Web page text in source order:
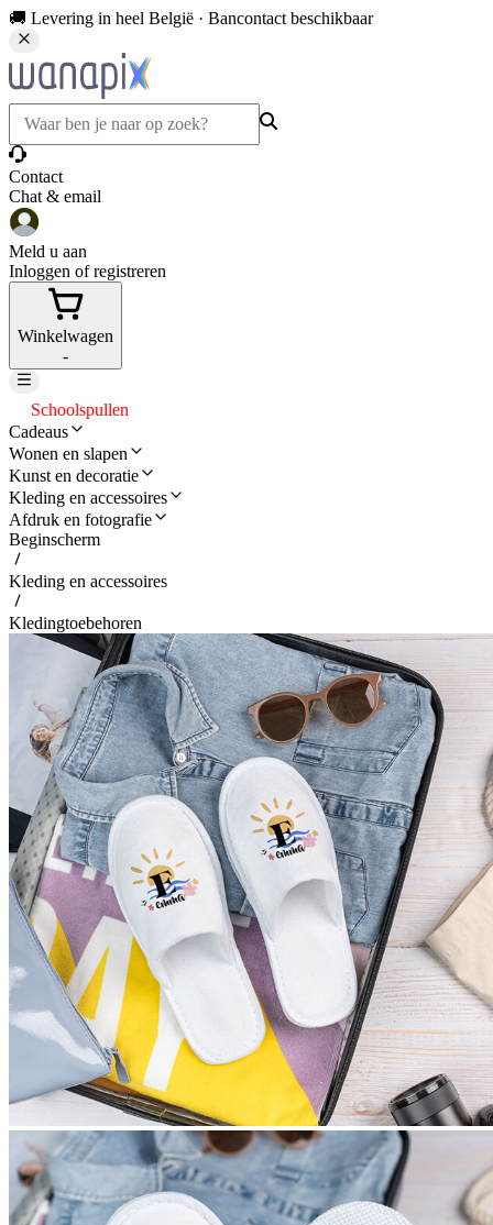
🚚 Levering in heel België · Bancontact beschikbaar
Contact
Chat & email
Meld u aan
Inloggen of registreren
Winkelwagen
-
Schoolspullen
Cadeaus
Wonen en slapen
Kunst en decoratie
Kleding en accessoires
Afdruk en fotografie
Beginscherm
Kleding en accessoires
Kledingtoebehoren